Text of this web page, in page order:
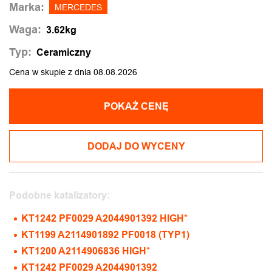
Marka: MERCEDES
Waga: 3.62kg
Typ: Ceramiczny
Cena w skupie z dnia 08.08.2026
POKAŻ CENĘ
DODAJ DO WYCENY
Podobne katalizatory:
KT1242 PF0029 A2044901392 HIGH*
KT1199 A2114901892 PF0018 (TYP1)
KT1200 A2114906836 HIGH*
KT1242 PF0029 A2044901392